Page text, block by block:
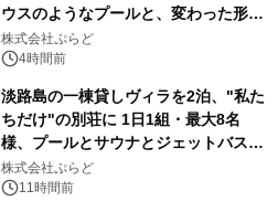
ウスのようなプールと、変わった形の
サウナも 「THE BOXY AWAJI」のお
得な素泊まり連泊プランで
株式会社ぷらど
4時間前
淡路島の一棟貸しヴィラを2泊、"私た
ちだけ"の別荘に 1日1組・最大8名
様、プールとサウナとジェットバス付
きで Villa Mon Temps AWAJIの連泊
素泊りプラン
株式会社ぷらど
11時間前